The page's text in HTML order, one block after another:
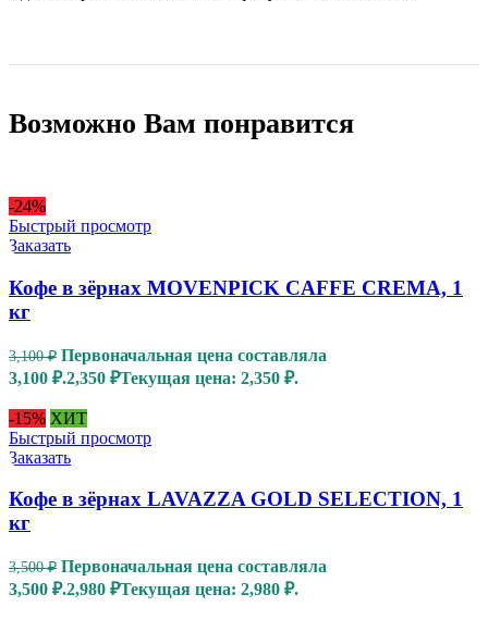
Возможно Вам понравится
-24%
Быстрый просмотр
Заказать
Кофе в зёрнах MOVENPICK CAFFE CREMA, 1
кг
3,100₽ Первоначальная цена составляла
3,100 ₽.2,350 ₽Текущая цена: 2,350 ₽.
-15% ХИТ
Быстрый просмотр
Заказать
Кофе в зёрнах LAVAZZA GOLD SELECTION, 1
кг
3,500₽ Первоначальная цена составляла
3,500 ₽.2,980 ₽Текущая цена: 2,980 ₽.